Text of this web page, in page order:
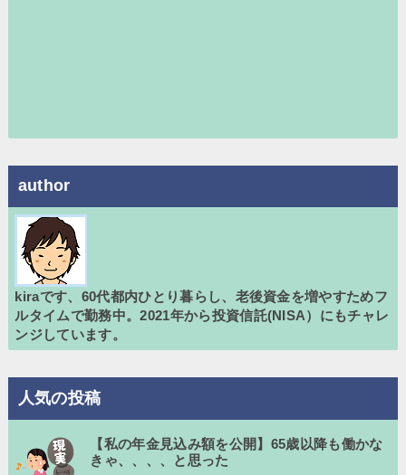
author
kiraです、60代都内ひとり暮らし、老後資金を増やすためフ
ルタイムで勤務中。2021年から投資信託(NISA）にもチャレ
ンジしています。
人気の投稿
【私の年金見込み額を公開】65歳以降も働かな
きゃ、、、、と思った